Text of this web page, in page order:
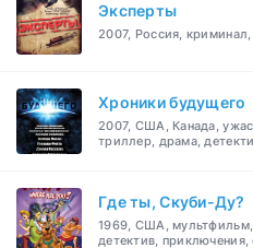
Эксперты
2007, Россия, криминал,
Хроники будущего
2007, США, Канада,
триллер, драма,
Где ты, Скуби-Ду?
1969, США,
детектив,